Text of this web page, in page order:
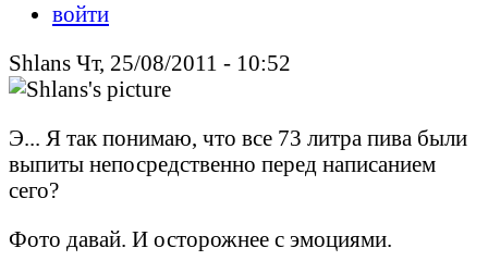
войти
Shlans Чт, 25/08/2011 - 10:52
Э... Я так понимаю, что все 73 литра пива были
выпиты непосредственно перед написанием
сего?
Фото давай. И осторожнее с эмоциями.